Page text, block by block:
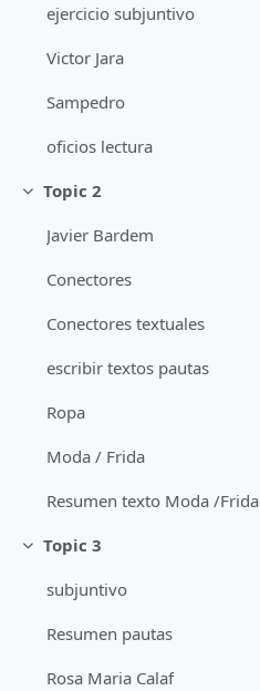
ejercicio subjuntivo
Victor Jara
Sampedro
oficios lectura
Minimizza
Topic 2
Javier Bardem
Conectores
Conectores textuales
escribir textos pautas
Ropa
Moda / Frida
Resumen texto Moda /Frida
Minimizza
Topic 3
subjuntivo
Resumen pautas
Rosa Maria Calaf